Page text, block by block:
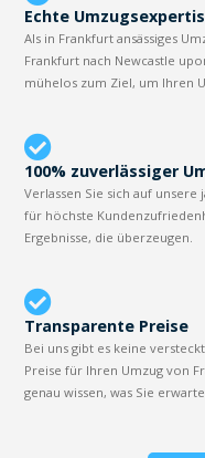
Echte
Als in Frankfurt ansässiges
Frankfurt nach Newcastle
mühelos zum Ziel, um Ihren
100% zuverlässiger
Verlassen Sie sich auf
für höchste
Ergebnisse, die überzeugen.
Transparente Preise
Bei uns gibt es keine
Preise für Ihren Umzug von
genau wissen, was Sie